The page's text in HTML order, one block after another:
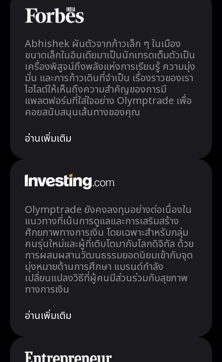
Abhishek ผันตัวจากก้าวเล็ก ๆ ในเมือง
ขนาดเล็กในอินเดียมาเป็นนักเทรดเต็มตัวเป็น
เครื่องพิสูจน์ถึงพลังแห่งการเรียนรู้ ความมุ่ง
มั่น และการก้าวเดินที่จำเป็น เรื่องราวของเรา
ไฮไลต์ให้เห็นถึงความสำคัญของการมี
แพลตฟอร์มที่ใส่ใจอย่าง Olymptrade เพื่อ
คอยสนับสนุนเส้นทางของคุณ
อ่านเพิ่มเติม
Olymptrade ยังคงลงทุนอย่างต่อเนื่องใน
แนวทางที่เน้นการดูแลและการเสริมสร้าง
ศักยภาพทางการเงิน โดยเฉพาะสำหรับกลุ่ม
คนรุ่นใหม่และผู้ที่เติบโตมากับโลกดิจิทัล ด้วย
การผสมผสานวัฒนธรรมยอดนิยมเข้ากับจุด
มุ่งหมายด้านการศึกษา แบรนด์กำลัง
เปลี่ยนแปลงวิธีที่ผู้คนมีส่วนร่วมกับสุขภาพ
ทางการเงิน
อ่านเพิ่มเติม